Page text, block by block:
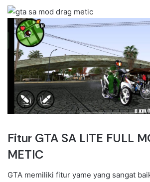
Fitur GTA SA LITE FULL
METIC
GTA memiliki fitur yame yang sangat